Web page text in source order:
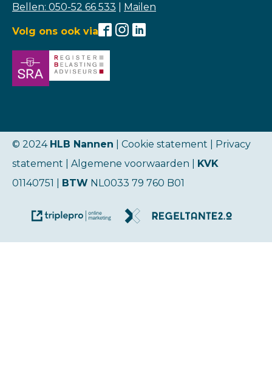
Bellen: 050-52 66 533
Mailen
Volg ons ook via
© 2024 HLB Nannen | Cookie statement | Privacy
statement
Algemene voorwaarden
KVK
01140751 | BTW NL0033 79 760 B01